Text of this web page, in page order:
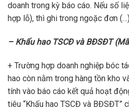
doanh trong kỳ báo cáo. Nếu số
hợp lỗ), thì ghi trong ngoặc đơn
– Khấu hao TSCĐ và BĐSĐT
+ Trường hợp doanh nghiệp bóc
hao còn nằm trong hàng tồn kho
tính vào báo cáo kết quả hoạt
tiêu “Khấu hao TSCĐ và BĐSĐT”